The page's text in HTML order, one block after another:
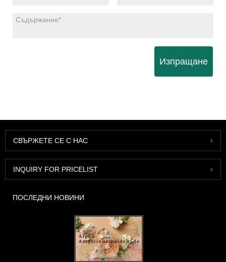
Изпращане
СВЪРЖЕТЕ СЕ С НАС
INQUIRY FOR PRICELIST
ПОСЛЕДНИ НОВИНИ